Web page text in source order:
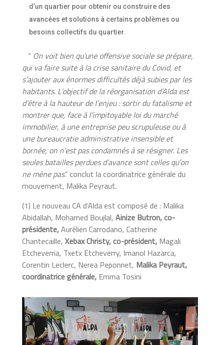
d’un quartier pour obtenir ou construire des
avancées et solutions à certains problèmes ou
besoins collectifs du quartier.
“ On voit bien qu’une offensive sociale se prépare,
qui va faire suite à la crise sanitaire du Covid, et
s’ajouter aux énormes difficultés déjà subies par les
habitants. L’objectif de la réorganisation d’Alda est
d’être à la hauteur de l’enjeu : sortir du fatalisme et
montrer que, face à l’impitoyable loi du marché
immobilier, à une entreprise peu scrupuleuse ou à
une bureaucratie administrative insensible et
bornée, on n’est pas condamnés à se résigner. Les
seules batailles perdues d’avance sont celles qu’on
ne mène pas.” conclut la coordinatrice générale du
mouvement, Malika Peyraut.
(1) Le nouveau CA d’Alda est composé de : Malika
Abidallah, Mohamed Boujlal, Ainize Butron, co-
présidente,Aurélien Carrodano, Catherine
Chantecaille, Xebax Christy, co-président,Magali
Etcheverria, Txetx Etcheverry, Imanol Hazarca,
Corentin Leclerc, Nerea Peponnet, Malika Peyraut,
coordinatrice générale,Emma Tosini